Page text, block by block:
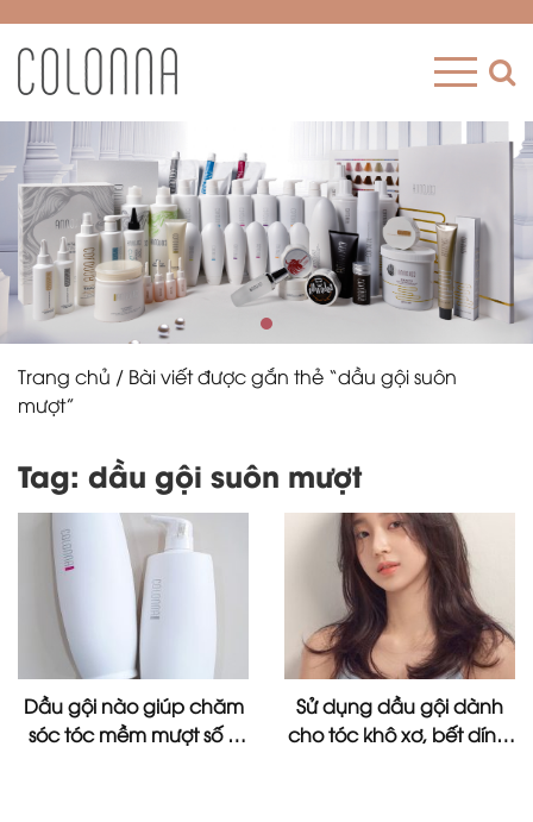
Trang chủ / Bài viết được gắn thẻ “dầu gội suôn
mượt”
Tag: dầu gội suôn mượt
Dầu gội nào giúp chăm
sóc tóc mềm mượt số 1
Sử dụng dầu gội dành
cho tóc khô xơ, bết dính,